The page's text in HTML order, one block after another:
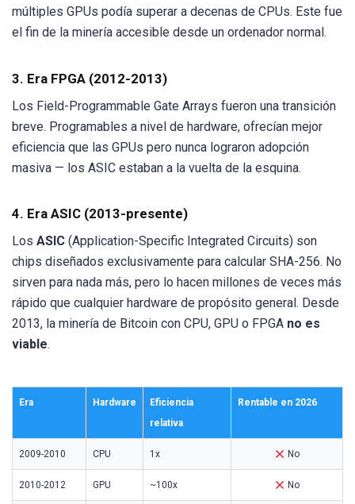
múltiples GPUs podía superar a decenas de CPUs. Este fue
el fin de la minería accesible desde un ordenador normal.
3. Era FPGA (2012-2013)
Los Field-Programmable Gate Arrays fueron una transición
breve. Programables a nivel de hardware, ofrecían mejor
eficiencia que las GPUs pero nunca lograron adopción
masiva — los ASIC estaban a la vuelta de la esquina.
4. Era ASIC (2013-presente)
Los ASIC (Application-Specific Integrated Circuits) son
chips diseñados exclusivamente para calcular SHA-256. No
sirven para nada más, pero lo hacen millones de veces más
rápido que cualquier hardware de propósito general. Desde
2013, la minería de Bitcoin con CPU, GPU o FPGA no es
viable.
Era Hardware
Eficiencia
relativa
Rentable en 2026
2009-2010 CPU 1x No
2010-2012 GPU ~100x No